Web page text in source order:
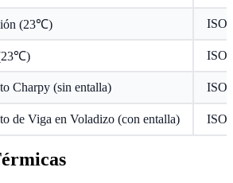
(23℃) ISO
ISO
Charpy (sin entalla) ISO
de Viga en Voladizo (con entalla) ISO